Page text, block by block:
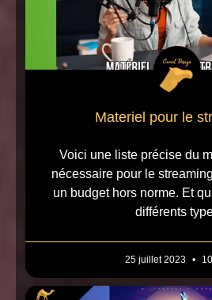
Materiel pour le
Voici une liste précise du
nécessaire pour le
un budget hors norme. Et
différents
25 juillet 2023